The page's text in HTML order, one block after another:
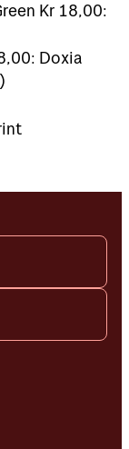
Kr 18,00:
Doxia